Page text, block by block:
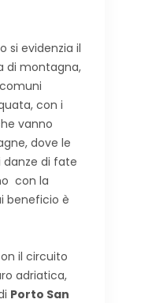
si evidenzia il
di montagna,
con i
vanno
dove le
danze di fate
con la
beneficio è
il circuito
adriatica,
Porto San